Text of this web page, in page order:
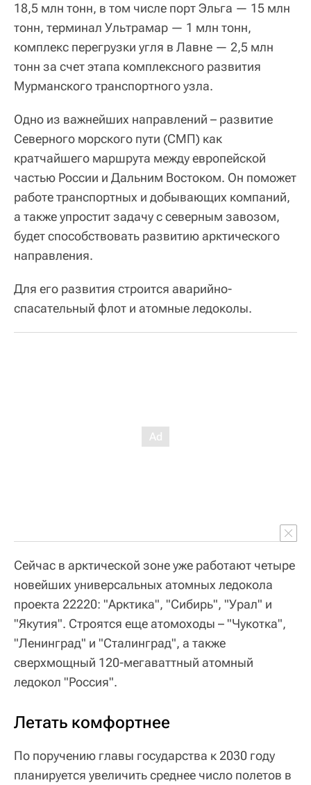
18,5 млн тонн, в том числе порт Эльга — 15 млн
тонн, терминал Ультрамар — 1 млн тонн,
комплекс перегрузки угля в Лавне — 2,5 млн
тонн за счет этапа комплексного развития
Мурманского транспортного узла.
Одно из важнейших направлений – развитие
Северного морского пути (СМП) как
кратчайшего маршрута между европейской
частью России и Дальним Востоком. Он поможет
работе транспортных и добывающих компаний,
а также упростит задачу с северным завозом,
будет способствовать развитию арктического
направления.
Для его развития строится аварийно-
спасательный флот и атомные ледоколы.
Сейчас в арктической зоне уже работают четыре
новейших универсальных атомных ледокола
проекта 22220: "Арктика", "Сибирь", "Урал" и
"Якутия". Строятся еще атомоходы – "Чукотка",
"Ленинград" и "Сталинград", а также
сверхмощный 120-мегаваттный атомный
ледокол "Россия".
Летать комфортнее
По поручению главы государства к 2030 году
планируется увеличить среднее число полетов в